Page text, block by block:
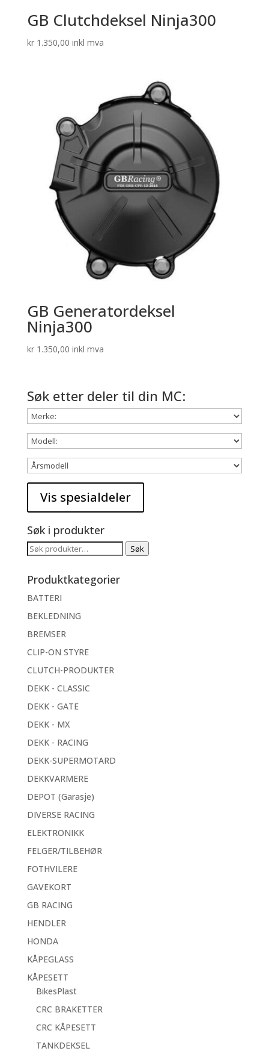
GB Clutchdeksel Ninja300
kr1.350,00 inkl mva
GB Generatordeksel
Ninja300
kr1.350,00 inkl mva
Søk etter deler til din MC:
Søk i produkter
Søk
Søk
Produktkategorier
BATTERI
BEKLEDNING
BREMSER
CLIP-ON STYRE
CLUTCH-PRODUKTER
DEKK - CLASSIC
DEKK - GATE
DEKK - MX
DEKK - RACING
DEKK-SUPERMOTARD
DEKKVARMERE
DEPOT (Garasje)
DIVERSE RACING
ELEKTRONIKK
FELGER/TILBEHØR
FOTHVILERE
GAVEKORT
GB RACING
HENDLER
HONDA
KÅPEGLASS
KÅPESETT
BikesPlast
CRC BRAKETTER
CRC KÅPESETT
TANKDEKSEL